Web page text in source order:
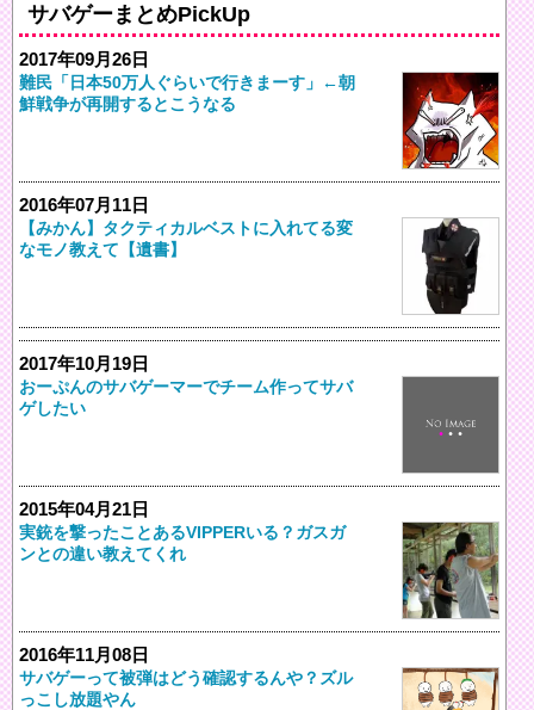
サバゲーまとめPickUp
2017年09月26日
難民「日本50万人ぐらいで行きまーす」←朝
鮮戦争が再開するとこうなる
2016年07月11日
【みかん】タクティカルベストに入れてる変
なモノ教えて【遺書】
2017年10月19日
おーぷんのサバゲーマーでチーム作ってサバ
ゲしたい
2015年04月21日
実銃を撃ったことあるVIPPERいる？ガスガ
ンとの違い教えてくれ
2016年11月08日
サバゲーって被弾はどう確認するんや？ズル
っこし放題やん